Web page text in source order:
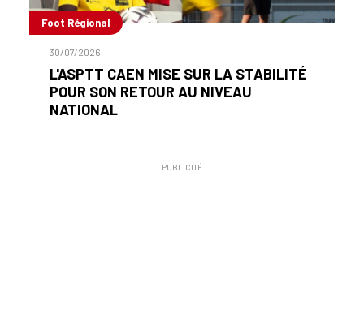
Foot Régional
30/07/2026
L'ASPTT CAEN MISE SUR LA STABILITÉ
POUR SON RETOUR AU NIVEAU
NATIONAL
PUBLICITÉ